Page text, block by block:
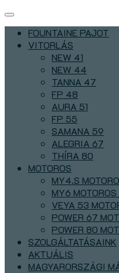
FOUNTAINE PAJOT
VITORLÁS
NEW 41
NEW 44
TANNA 47
FP 48
AURA 51
FP 55
SAMANA 59
ALEGRIA 67
THÍRA 80
MOTOROS
MY4.S
MY6
VEYA 53
POWER 67
POWER 80
SZOLGÁLTATÁSAINK
AKTUÁLIS
MAGYARORSZÁGI